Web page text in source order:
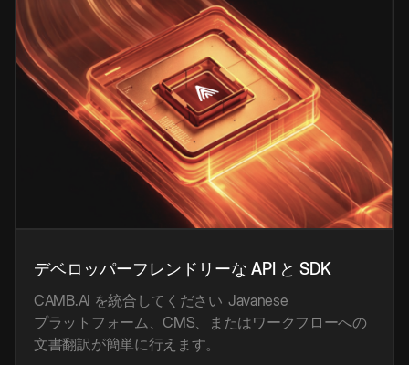
デベロッパーフレンドリーな API と SDK
CAMB.AI を統合してください Javanese
プラットフォーム、CMS、またはワークフローへの
文書翻訳が簡単に行えます。